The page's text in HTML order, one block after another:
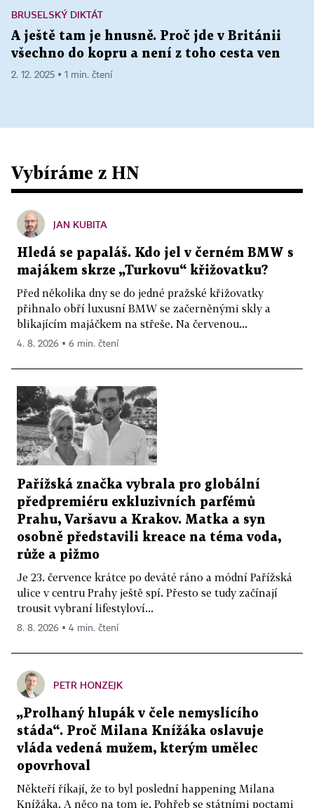
BRUSELSKÝ DIKTÁT
A ještě tam je hnusně. Proč jde v Británii
všechno do kopru a není z toho cesta ven
2. 12. 2025 ▪ 1 min. čtení
Vybíráme z HN
JAN KUBITA
Hledá se papaláš. Kdo jel v černém BMW s
majákem skrze „Turkovu“ křižovatku?
Před několika dny se do jedné pražské křižovatky
přihnalo obří luxusní BMW se začerněnými skly a
blikajícím majáčkem na střeše. Na červenou...
4. 8. 2026 ▪ 6 min. čtení
Pařížská značka vybrala pro globální
předpremiéru exkluzivních parfémů
Prahu, Varšavu a Krakov. Matka a syn
osobně představili kreace na téma voda,
růže a pižmo
Je 23. července krátce po deváté ráno a módní Pařížská
ulice v centru Prahy ještě spí. Přesto se tudy začínají
trousit vybraní lifestyloví...
8. 8. 2026 ▪ 4 min. čtení
PETR HONZEJK
„Prolhaný hlupák v čele nemyslícího
stáda“. Proč Milana Knížáka oslavuje
vláda vedená mužem, kterým umělec
opovrhoval
Někteří říkají, že to byl poslední happening Milana
Knížáka. A něco na tom je. Pohřeb se státními poctami